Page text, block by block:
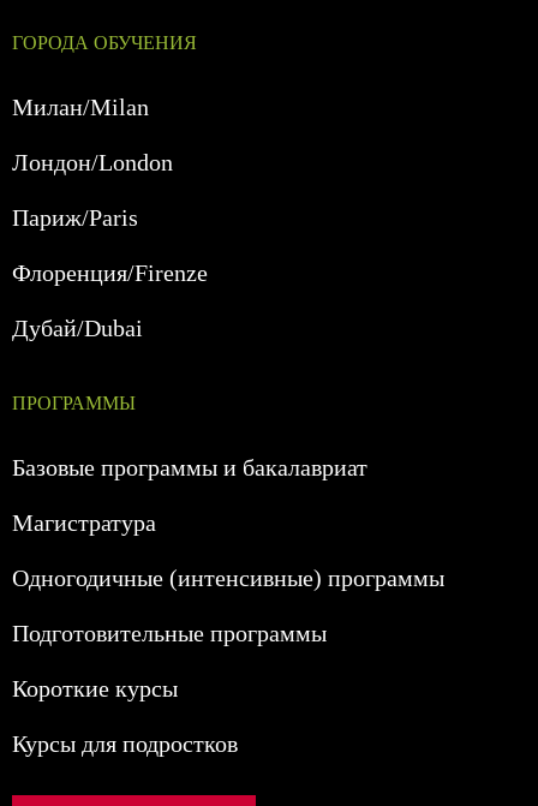
ГОРОДА ОБУЧЕНИЯ
Милан/Milan
Лондон/London
Париж/Paris
Флоренция/Firenze
Дубай/Dubai
ПРОГРАММЫ
Базовые программы и бакалавриат
Магистратура
Одногодичные (интенсивные) программы
Подготовительные программы
Короткие курсы
Курсы для подростков